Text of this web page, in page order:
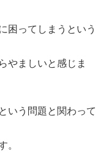
困ってしまうという
やましいと感じま
いう問題と関わって
。